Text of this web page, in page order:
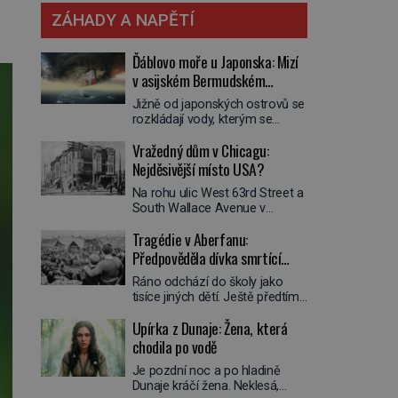
ZÁHADY A NAPĚTÍ
Ďáblovo moře u Japonska: Mizí
v asijském Bermudském
trojúhelníku lodě ve spárech
neznámé síly?
Jižně od japonských ostrovů se
rozkládají vody, kterým se
se o lodích mizejících beze
stopy, podivných světlech,
zrádných proudech i mořských
dracích, kteří měli tyto končiny
střežit už v dávných legendách.
trojúhelník skutečně prokletým
místem, nebo se zde jen
nebezpečná příroda proměnila
v jednu z nejpůsobivějších
námořních záhad? […]
Vražedný dům v Chicagu:
Nejděsivější místo USA?
Na rohu ulic West 63rd Street a
South Wallace Avenue v
Nemá žádný speciální nápis ani
pamětní desku. A přesto prý
místní zaměstnanci neradi
chodí do sklepa. Právě tady
totiž sídlil sériový vrah H. H.
nejpropracovanější past na lidi
v dějinách americké
kriminalistiky. Herman Webster
Mudgett (1861–1896) přijíždí […]
Tragédie v Aberfanu:
Předpověděla dívka smrtící
sesuv půdy?
Ráno odchází do školy jako
tisíce jiných dětí. Ještě předtím
snem. Ve škole, kterou dobře
zná, tentokrát nevidí budovu ani
spolužáky. Místo nich se před ní
tyčí cosi temného. O několik
hodin později je mrtvá. Mohla
Upírka z Dunaje: Žena, která
chodila po vodě
Je pozdní noc a po hladině
Dunaje kráčí žena. Neklesá,